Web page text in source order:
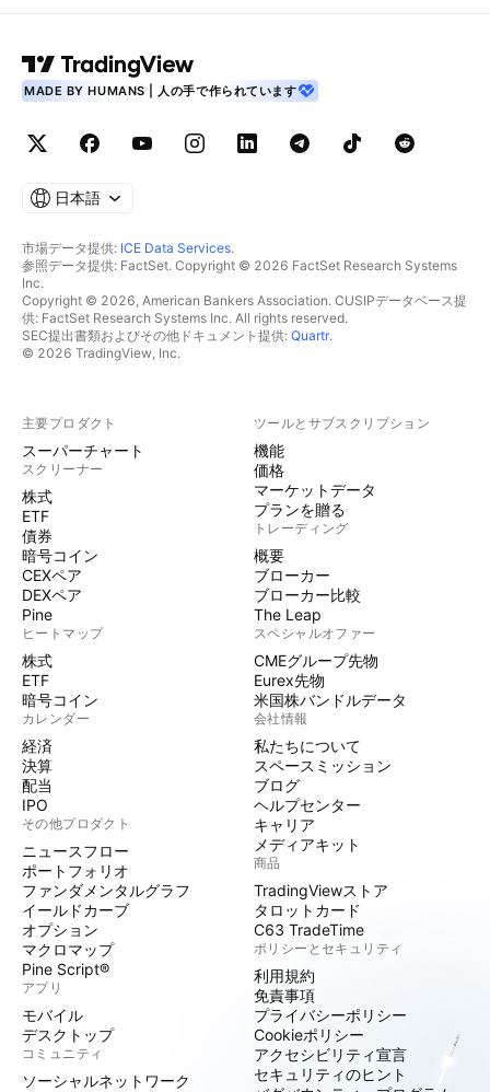
MADE BY HUMANS | 人の手で作られています
日本語
市場データ提供: ICE Data Services.
参照データ提供: FactSet. Copyright © 2026 FactSet Research Systems
Inc.
Copyright © 2026, American Bankers Association. CUSIPデータベース提
供: FactSet Research Systems Inc. All rights reserved.
SEC提出書類およびその他ドキュメント提供: Quartr.
© 2026 TradingView, Inc.
主要プロダクト
スーパーチャート
スクリーナー
株式
ETF
債券
暗号コイン
CEXペア
DEXペア
Pine
ヒートマップ
株式
ETF
暗号コイン
カレンダー
経済
決算
配当
IPO
その他プロダクト
ニュースフロー
ポートフォリオ
ファンダメンタルグラフ
イールドカーブ
オプション
マクロマップ
Pine Script®
アプリ
モバイル
デスクトップ
コミュニティ
ソーシャルネットワーク
ツールとサブスクリプション
機能
価格
マーケットデータ
プランを贈る
トレーディング
概要
ブローカー
ブローカー比較
The Leap
スペシャルオファー
CMEグループ先物
Eurex先物
米国株バンドルデータ
会社情報
私たちについて
スペースミッション
ブログ
ヘルプセンター
キャリア
メディアキット
商品
TradingViewストア
タロットカード
C63 TradeTime
ポリシーとセキュリティ
利用規約
免責事項
プライバシーポリシー
Cookieポリシー
アクセシビリティ宣言
セキュリティのヒント